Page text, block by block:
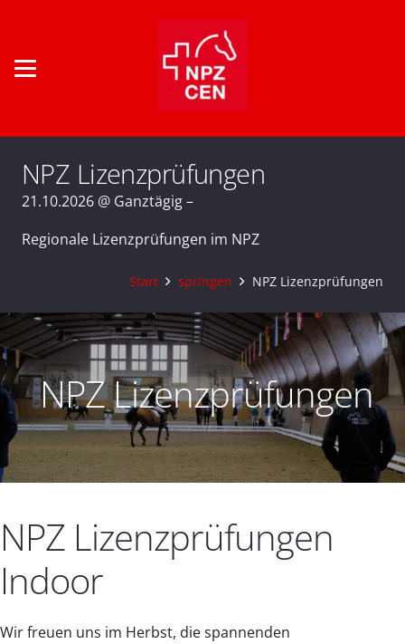
NPZ Lizenzprüfungen
21.10.2026 @ Ganztägig –
Regionale Lizenzprüfungen im NPZ
Start springen NPZ Lizenzprüfungen
NPZ Lizenzprüfungen
NPZ Lizenzprüfungen
Indoor
Wir freuen uns im Herbst, die spannenden